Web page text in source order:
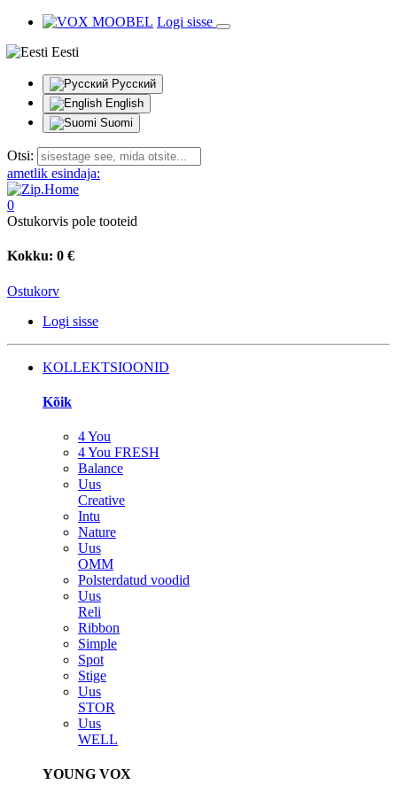
Logi sisse
Eesti
Русский
English
Suomi
Otsi:
ametlik esindaja:
0
Ostukorvis pole tooteid
Kokku: 0 €
Ostukorv
Logi sisse
KOLLEKTSIOONID
Kõik
4 You
4 You FRESH
Balance
Uus
Creative
Intu
Nature
Uus
OMM
Polsterdatud voodid
Uus
Reli
Ribbon
Simple
Spot
Stige
Uus
STOR
Uus
WELL
YOUNG VOX